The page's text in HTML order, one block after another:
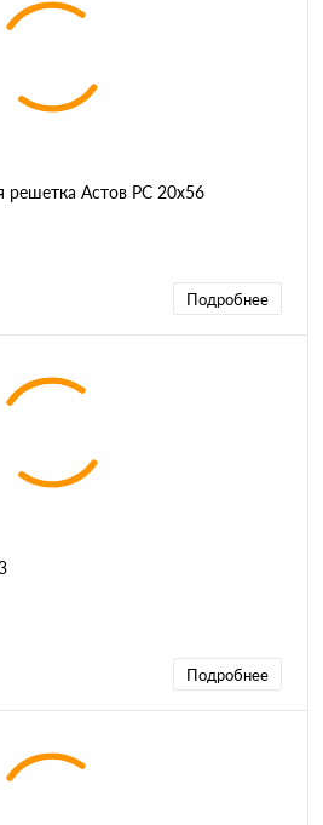
решетка Астов РС 20х56
Подробнее
Подробнее